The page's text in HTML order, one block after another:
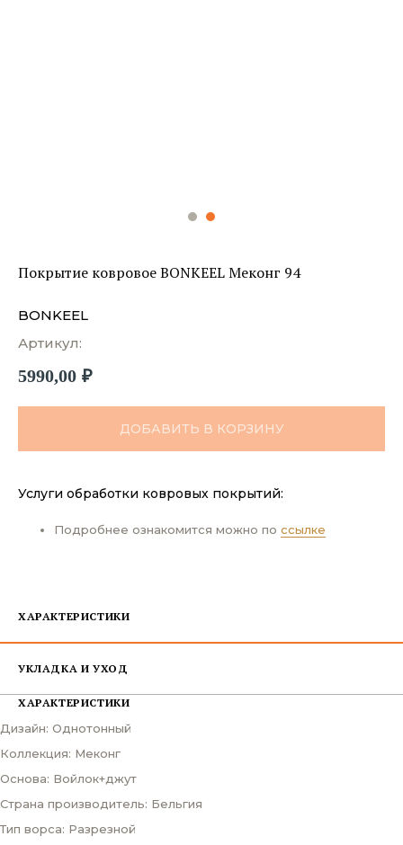
Покрытие ковровое BONKEEL Меконг 94
BONKEEL
Артикул:
5990,00 ₽
ДОБАВИТЬ В КОРЗИНУ
Услуги обработки ковровых покрытий:
Подробнее ознакомится можно по ссылке
ХАРАКТЕРИСТИКИ
УКЛАДКА И УХОД
ХАРАКТЕРИСТИКИ
Дизайн: Однотонный
Коллекция: Меконг
Основа: Войлок+джут
Страна производитель: Бельгия
Тип ворса: Разрезной